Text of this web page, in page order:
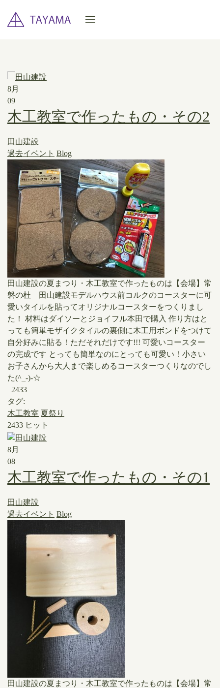
8月
09
木工教室で作ったもの・その2
田山建設
過去イベント Blog
​田山建設の夏まつり・木工教室で作ったものは【会場】常
磐の杜 田山建設モデルハウス前​コルクのコースターに可
愛いタイルを貼ってオリジナルコースターをつくりまし
た！ ​材料はダイソーとジョイフル本田で購入 ​作り方はと
っても簡単モザイクタイルの裏側に木工用ボンドをつけて
自分好みに貼る！ただそれだけです!!! ​可愛いコースター
の完成です ​とっても簡単なのにとっても可愛い！小さい
お子さんから大人まで楽しめるコースターつくりなのでし
た(^_-)-☆
2433
タグ:
木工教室 夏祭り
2433 ヒット
8月
08
木工教室で作ったもの・その1
田山建設
過去イベント Blog
​田山建設の夏まつり・木工教室で作ったものは【会場】常